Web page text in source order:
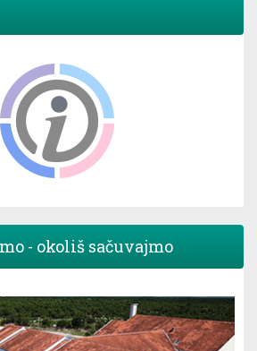
- okoliš sačuvajmo